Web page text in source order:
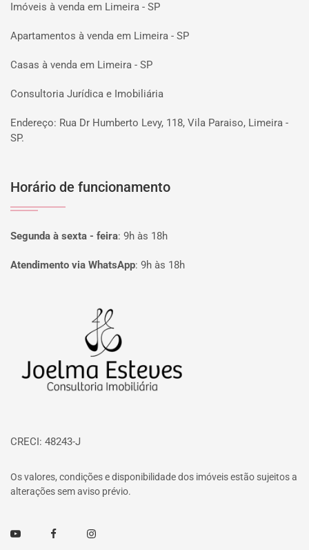
Imóveis à venda em Limeira - SP
Apartamentos à venda em Limeira - SP
Casas à venda em Limeira - SP
Consultoria Jurídica e Imobiliária
Endereço: Rua Dr Humberto Levy, 118, Vila Paraiso, Limeira -
SP.
Horário de funcionamento
Segunda à sexta - feira: 9h às 18h
Atendimento via WhatsApp: 9h às 18h
CRECI: 48243-J
Os valores, condições e disponibilidade dos imóveis estão sujeitos a
alterações sem aviso prévio.
Youtube FacebookInstagram